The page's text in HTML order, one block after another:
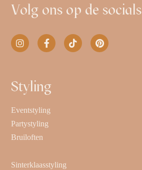
Volg ons op de socials
Styling
Eventstyling
Partystyling
Bruiloften
Sinterklaasstyling